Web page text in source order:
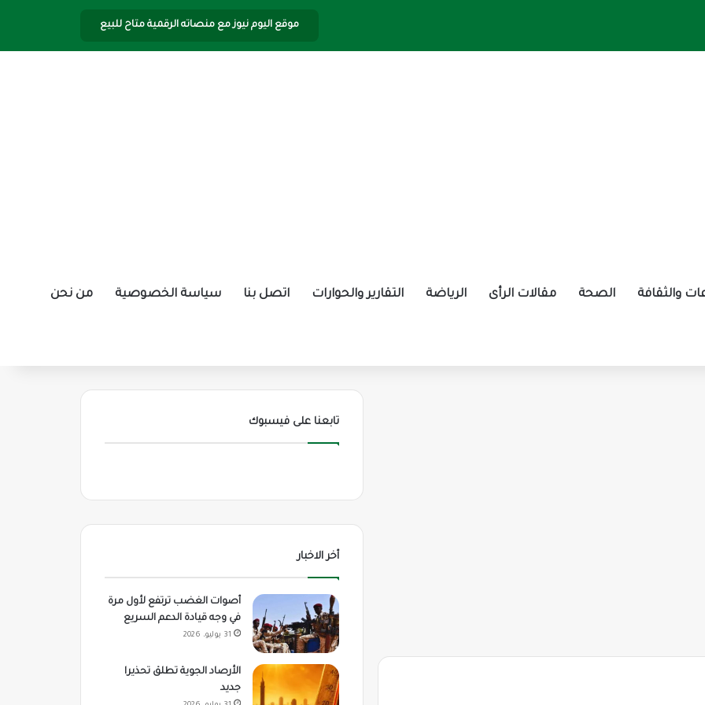
موقع اليوم نيوز مع منصاته الرقمية متاح للبيع
والثقافة الصحة مقالات الرأى الرياضة التقارير والحوارات اتصل بنا سياسة الخصوصية من نحن
تابعنا على فيسبوك
أخر الاخبار
أصوات الغضب ترتفع لأول مرة
في وجه قيادة الدعم السريع
31 يوليو، 2026
الأرصاد الجوية تطلق تحذيرا
جديد